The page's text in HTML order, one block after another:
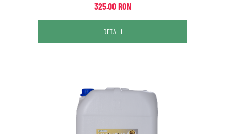
325.00 RON
DETALII